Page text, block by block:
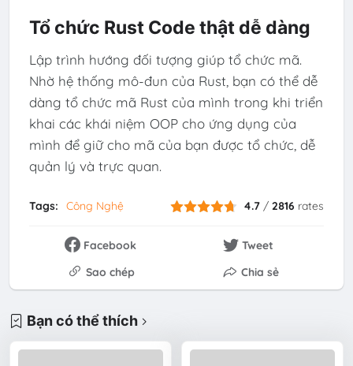
Tổ chức Rust Code thật dễ dàng
Lập trình hướng đối tượng giúp tổ chức mã.
Nhờ hệ thống mô-đun của Rust, bạn có thể dễ
dàng tổ chức mã Rust của mình trong khi triển
khai các khái niệm OOP cho ứng dụng của
mình để giữ cho mã của bạn được tổ chức, dễ
quản lý và trực quan.
Tags: Công Nghệ 4.7 /2816 rates
Facebook
Tweet
Sao chép
Chia sẻ
Bạn có thể thích